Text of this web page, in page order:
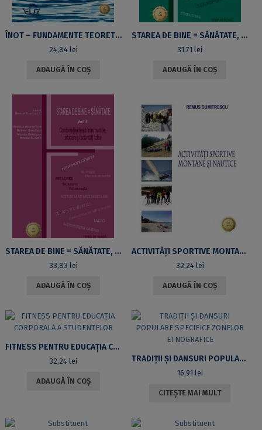
ÎNOT – FUNDAMENTE TEORETICE ȘI PRACTICO-METODICE PENTRU STUDENȚII UNIVERSITĂȚII DIN BUCUREȘTI
24,84 lei
ADAUGĂ ÎN COȘ
STAREA DE BINE = SĂNĂTATE, VOLUMUL II: COMBINAȚIA IDEALĂ ÎNTRE NUTRIȚIE, REFACERE ȘI ACTIVITĂȚI FIZICE
31,71lei
ADAUGĂ ÎN COȘ
STAREA DE BINE = SĂNĂTATE, VOLUMUL I: COMBINAȚIA IDEALĂ ÎNTRE NUTRIȚIE, REFACERE ȘI ACTIVITĂȚI FIZICE
33,83 lei
ADAUGĂ ÎN COȘ
ACTIVITĂȚI SPORTIVE MONTANE ȘI NAUTICE
32,24 lei
ADAUGĂ ÎN COȘ
FITNESS PENTRU EDUCAȚIA CORPORALĂ A STUDENTELOR
32,24lei
ADAUGĂ ÎN COȘ
TRADIȚII ȘI DANSURI POPULARE SPECIFICE ZONELOR ETNOGRAFICE
16,91 lei
CITEȘTE MAI MULT